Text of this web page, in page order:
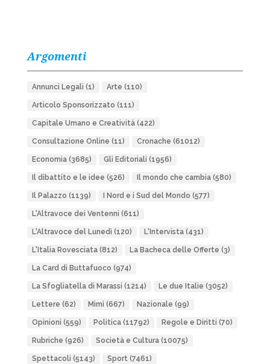
Argomenti
Annunci Legali (1) Arte (110)
Articolo Sponsorizzato (111)
Capitale Umano e Creatività(422)
Consultazione Online (11) Cronache (61012)
Economia(3685) Gli Editoriali (1956)
Il dibattito e le idee (526) Il mondo che cambia(580)
Il Palazzo (1139) I Nord e i Sud del Mondo (577)
L'Altravoce dei Ventenni (611)
L'Altravoce del Lunedì (120) L'Intervista(431)
L'Italia Rovesciata(812) La Bacheca delle Offerte (3)
La Card di Buttafuoco (974)
La Sfogliatella di Marassi (1214) Le due Italie (3052)
Lettere (62) Mimì (667) Nazionale (99)
Opinioni (559) Politica(11792) Regole e Diritti (70)
Rubriche (926) Società e Cultura(10075)
Spettacoli (5143) Sport(7461)